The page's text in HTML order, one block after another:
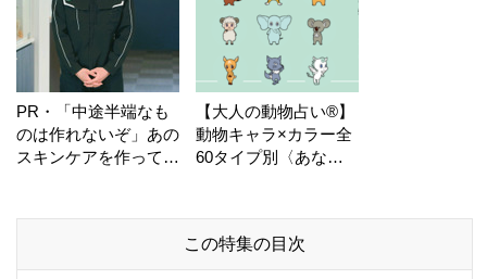
PR・「中途半端なも
のは作れないぞ」あの
スキンケアを作ってい
【大人の動物占い®】
動物キャラ×カラー全
60タイプ別〈あなた
この特集の目次